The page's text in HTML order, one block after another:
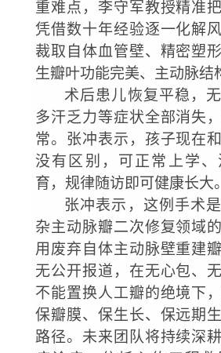
重难点，李守军教授精准
凭借数十年经验逐一化解
裁取自体血管壁、精密塑
生瓣叶功能完美、主动脉结
术后患儿恢复平稳，
多汗乏力等症状全部消失
常。张冲表示，孩子现在
没有区别，可正常上学
育，规律随访即可健康长大。
张冲表示，这例手术
杂主动脉瓣二次修复领域
用废弃自体主动脉壁重建
无公开报道，在无心包、
不能置换人工瓣的绝境下
保瓣膜、保生长、保远期
路径。未来团队将持续深